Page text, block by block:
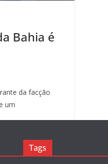
Bahia é
da facção
um
Tags